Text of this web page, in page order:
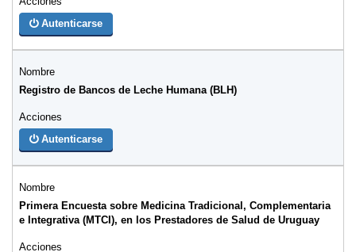
Autenticarse
Registro de Bancos de Leche Humana (BLH)
Autenticarse
Primera Encuesta sobre Medicina Tradicional, Complementaria
e Integrativa (MTCI), en los Prestadores de Salud de Uruguay